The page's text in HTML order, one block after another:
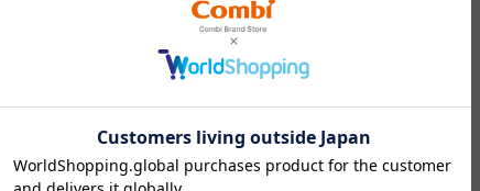
レビューはありません。